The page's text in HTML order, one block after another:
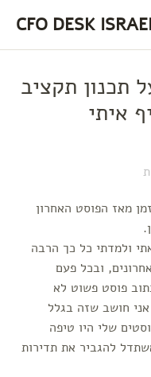
CFO DESK
תכנון תקציב
איתי
מאז הפוסט האחרון
ולמדתי כל כך הרבה
ובכל פעם
פוסט פשוט לא
חושב שזה בגלל
שלי היו טיפה
להגביר את תדירות